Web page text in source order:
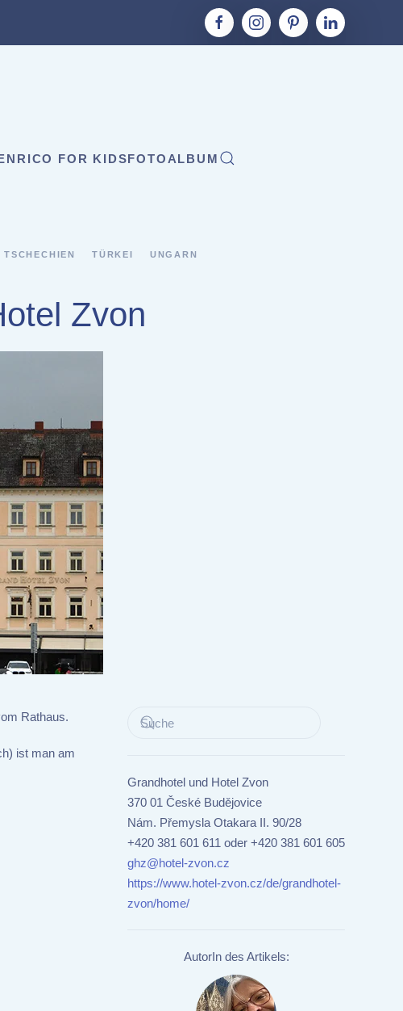
FOR KIDSFOTOALBUM
TSCHECHIEN TÜRKEI UNGARN
Zvon
Rathaus.
ist man am
Grandhotel und Hotel Zvon
370 01 České Budějovice
Nám. Přemysla Otakara II. 90/28
+420 381 601 611 oder +420 381 601 605
ghz@hotel-zvon.cz
https://www.hotel-zvon.cz/de/grandhotel-
zvon/home/
AutorIn des Artikels: